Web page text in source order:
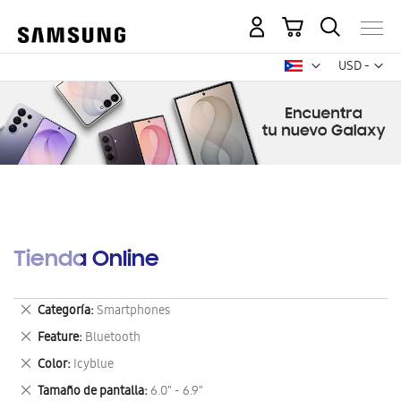
USD -
dólar
Mi carrito
Tienda Online
Categoría Smartphones
Eliminar
este
artículo
Feature Bluetooth
Eliminar
este
artículo
Color Icyblue
Eliminar
este
Tamaño de pantalla 6.0" - 6.9"
Eliminar